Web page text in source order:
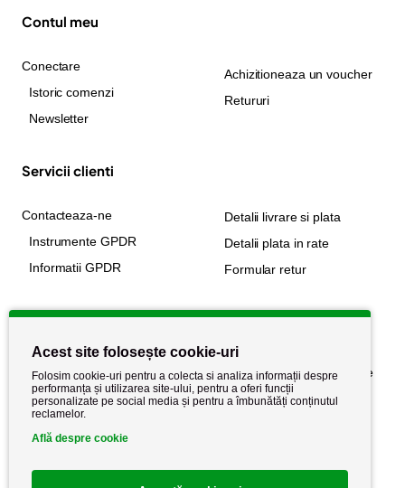
Contul meu
Conectare
Istoric comenzi
Newsletter
Achizitioneaza un voucher
Retururi
Servicii clienti
Contacteaza-ne
Instrumente GPDR
Informatii GPDR
Detalii livrare si plata
Detalii plata in rate
Formular retur
Despre noi
Stiri si noutati
Politica de confidențialitate
Politica de retur
Acest site folosește cookie-uri
Folosim cookie-uri pentru a colecta si analiza informații despre
performanța și utilizarea site-ului, pentru a oferi funcții
personalizate pe social media și pentru a îmbunătăți conținutul
reclamelor.
Află despre cookie